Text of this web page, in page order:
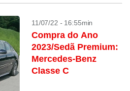
11/07/22 - 16:55min
Compra do Ano
2023/Sedã Premium:
Mercedes-Benz
Classe C